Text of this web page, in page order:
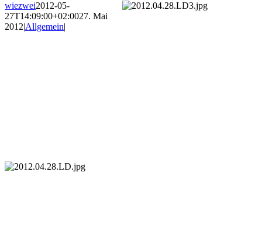
wiezwei2012-05-
27T14:09:00+02:0027. Mai
2012|Allgemein|